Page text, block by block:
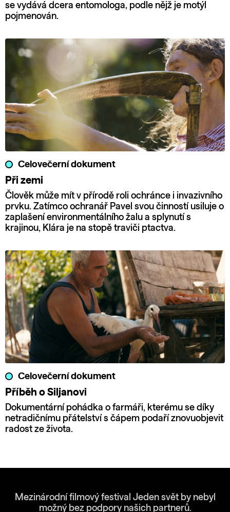
se vydává dcera entomologa, podle nějž je motýl
pojmenován.
Celovečerní dokument
Při zemi
Člověk může mít v přírodě roli ochránce i invazivního
prvku. Zatímco ochranář Pavel svou činností usiluje o
zaplašení environmentálního žalu a splynutí s
krajinou, Klára je na stopě traviči ptactva.
Celovečerní dokument
Příběh o Siljanovi
Dokumentární pohádka o farmáři, kterému se díky
netradičnímu přátelství s čápem podaří znovuobjevit
radost ze života.
Mezinárodní filmový festival Jeden svět by nebyl
možný bez podpory našich partnerů.